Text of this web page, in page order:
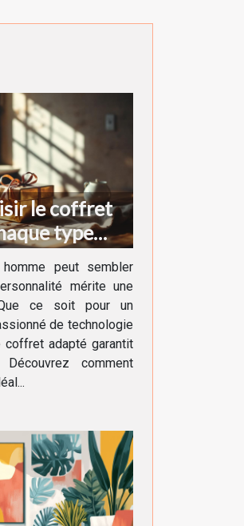
le coffret
type
peut sembler
mérite une
ce soit pour un
de technologie
adapté garantit
comment